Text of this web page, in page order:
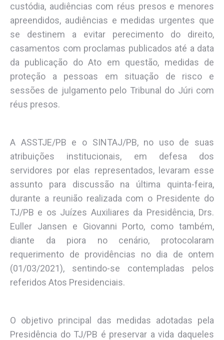
custódia, audiências com réus presos e menores
apreendidos, audiências e medidas urgentes que
se destinem a evitar perecimento do direito,
casamentos com proclamas publicados até a data
da publicação do Ato em questão, medidas de
proteção a pessoas em situação de risco e
sessões de julgamento pelo Tribunal do Júri com
réus presos.
A ASSTJE/PB e o SINTAJ/PB, no uso de suas
atribuições institucionais, em defesa dos
servidores por elas representados, levaram esse
assunto para discussão na última quinta-feira,
durante a reunião realizada com o Presidente do
TJ/PB e os Juízes Auxiliares da Presidência, Drs.
Euller Jansen e Giovanni Porto, como também,
diante da piora no cenário, protocolaram
requerimento de providências no dia de ontem
(01/03/2021), sentindo-se contempladas pelos
referidos Atos Presidenciais.
O objetivo principal das medidas adotadas pela
Presidência do TJ/PB é preservar a vida daqueles